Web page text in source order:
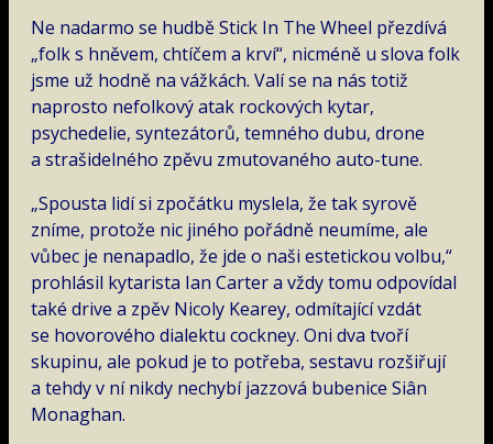
Ne nadarmo se hudbě Stick In The Wheel přezdívá
„folk s hněvem, chtíčem a krví“, nicméně u slova folk
jsme už hodně na vážkách. Valí se na nás totiž
naprosto nefolkový atak rockových kytar,
psychedelie, syntezátorů, temného dubu, drone
a strašidelného zpěvu zmutovaného auto-tune.
„Spousta lidí si zpočátku myslela, že tak syrově
zníme, protože nic jiného pořádně neumíme, ale
vůbec je nenapadlo, že jde o naši estetickou volbu,“
prohlásil kytarista Ian Carter a vždy tomu odpovídal
také drive a zpěv Nicoly Kearey, odmítající vzdát
se hovorového dialektu cockney. Oni dva tvoří
skupinu, ale pokud je to potřeba, sestavu rozšiřují
a tehdy v ní nikdy nechybí jazzová bubenice Siân
Monaghan.